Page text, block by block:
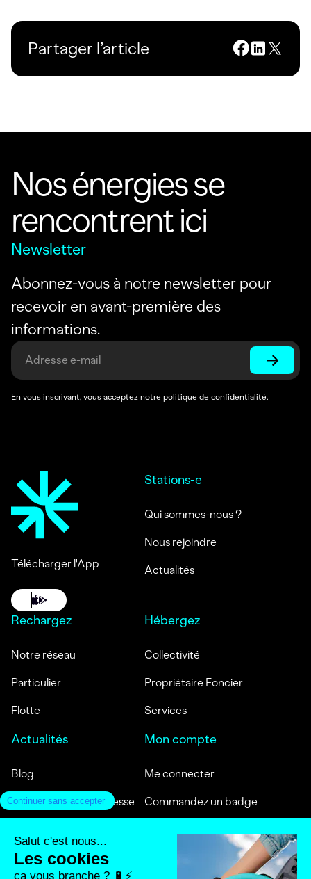
Partager l’article
Nos énergies se
rencontrent ici
Newsletter
Abonnez-vous à notre newsletter pour
recevoir en avant-première des
informations.
En vous inscrivant, vous acceptez notre politique de confidentialité.
Télécharger l'App
Stations-e
Qui sommes-nous ?
Nous rejoindre
Actualités
Rechargez
Notre réseau
Particulier
Flotte
Hébergez
Collectivité
Propriétaire Foncier
Services
Actualités
Blog
Communiqués de presse
Média
Mon compte
Me connecter
Commandez un badge